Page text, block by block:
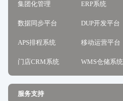
集团化管理 ERP系统
数据同步平台 DUP开发平台
APS排程系统 移动运营平台
门店CRM系统 WMS仓储系统
服务支持